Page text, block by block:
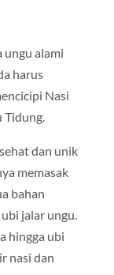
ungu alami
harus
Nasi
dan unik
memasak
bahan
jalar ungu.
hingga ubi
nasi dan